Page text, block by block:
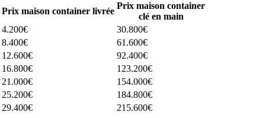
Prix maison container livrée
Prix maison container
clé en main
4.200€
30.800€
8.400€
61.600€
12.600€
92.400€
16.800€
123.200€
21.000€
154.000€
25.200€
184.800€
29.400€ 215.600€